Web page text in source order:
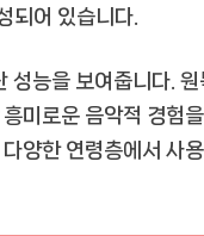
되어 있습니다.
성능을 보여줍니다. 원
미로운 음악적 경험
양한 연령층에서 사